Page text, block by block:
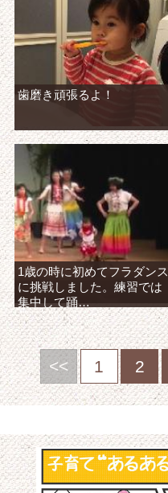
歯磨き頑張るよ！
1歳の時に初めてフラダンス
に挑戦しました。練習では
集中して踊…
<< 1 2